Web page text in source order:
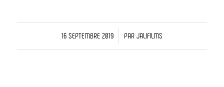
16 SEPTEMBRE 2019
/ PAR JALIFILMS